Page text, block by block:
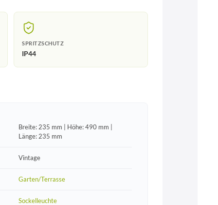
SPRITZSCHUTZ
IP44
Breite: 235 mm | Höhe: 490 mm |
Länge: 235 mm
Vintage
Garten/Terrasse
Sockelleuchte